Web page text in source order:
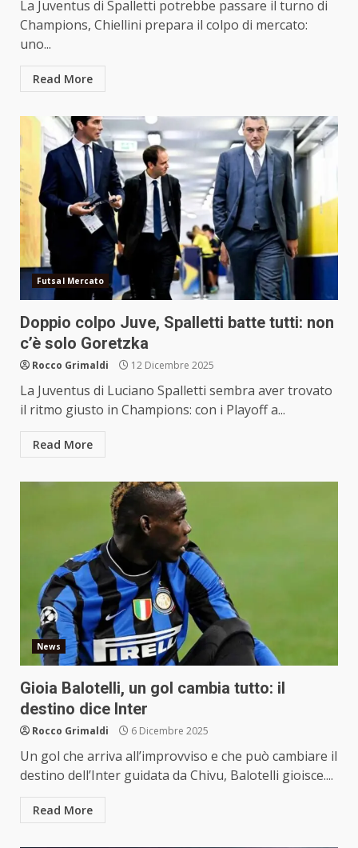
La Juventus di Spalletti potrebbe passare il turno di
Champions, Chiellini prepara il colpo di mercato:
uno...
Read More
Futsal Mercato
Doppio colpo Juve, Spalletti batte tutti: non
c’è solo Goretzka
Rocco Grimaldi 12 Dicembre 2025
La Juventus di Luciano Spalletti sembra aver trovato
il ritmo giusto in Champions: con i Playoff a...
Read More
News
Gioia Balotelli, un gol cambia tutto: il
destino dice Inter
Rocco Grimaldi 6 Dicembre 2025
Un gol che arriva all’improvviso e che può cambiare il
destino dell’Inter guidata da Chivu, Balotelli gioisce....
Read More